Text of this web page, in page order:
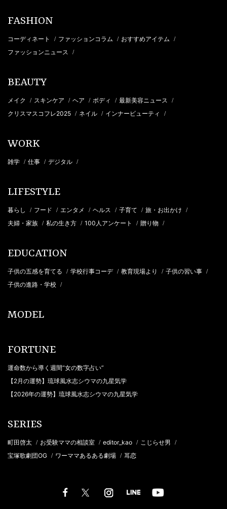
FASHION
コーディネート / ファッションコラム / おすすめアイテム /
ファッションニュース /
BEAUTY
メイク / スキンケア / ヘア / ボディ / 最新美容ニュース /
クリスマスコフレ2025 / ネイル / インナービューティ /
WORK
雑学 / 仕事 / デジタル /
LIFESTYLE
暮らし / フード / エンタメ / ヘルス / 子育て / 旅・お出かけ /
夫婦・家族 / 私の生き方 / 100人アンケート / 贈り物 /
EDUCATION
子供の五感を育てる / 学校行事コーデ / 教育現場より / 子供の習い事 /
子供の進路・学校 /
MODEL
FORTUNE
運命数から導く週間“女の数字占い”
【2月の運勢】琉球風水志シウマの九星気学
【2026年の運勢】琉球風水志シウマの九星気学
SERIES
町田啓太 / お受験ママの相談室 / editor_kao / こじらせ男 /
宝塚歌劇団OG / ワーママあるある劇場 / 耳恋